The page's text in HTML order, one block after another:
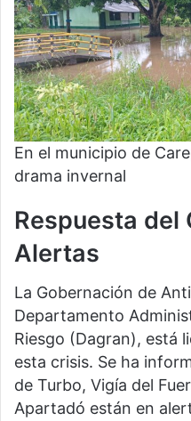
En el municipio de
drama invernal
Respuesta del
Alertas
La Gobernación de
Departamento
Riesgo (Dagran), está
esta crisis. Se ha
de Turbo, Vigía del
Apartadó están en